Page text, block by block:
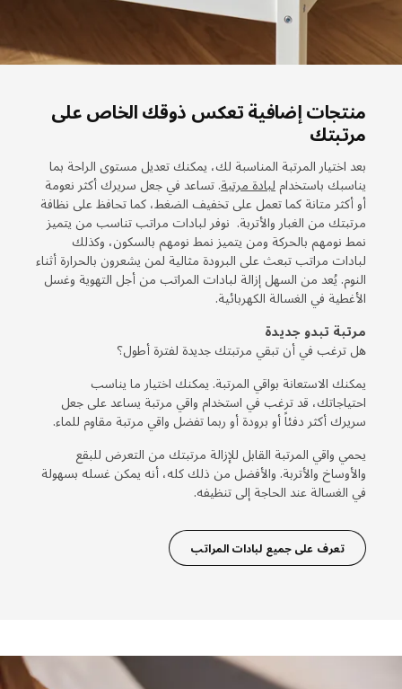
منتجات إضافية تعكس ذوقك الخاص على
مرتبتك
بعد اختيار المرتبة المناسبة لك، يمكنك تعديل مستوى الراحة بما
يناسبك باستخداملبادة مرتبة. تساعد في جعل سريرك أكثر نعومة
أو أكثر متانة كما تعمل على تخفيف الضغط، كما تحافظ على نظافة
مرتبتك من الغبار والأتربة. نوفر لبادات مراتب تناسب من يتميز
نمط نومهم بالحركة ومن يتميز نمط نومهم بالسكون، وكذلك
لبادات مراتب تبعث على البرودة مثالية لمن يشعرون بالحرارة أثناء
النوم. يُعد من السهل إزالة لبادات المراتب من أجل التهوية وغسل
الأغطية في الغسالة الكهربائية.
مرتبة تبدو جديدة
هل ترغب في أن تبقي مرتبتك جديدة لفترة أطول؟
يمكنك الاستعانة بواقي المرتبة. يمكنك اختيار ما يناسب
احتياجاتك، قد ترغب في استخدام واقي مرتبة يساعد على جعل
سريرك أكثر دفئاً أو برودة أو ربما تفضل واقي مرتبة مقاوم للماء.
يحمي واقي المرتبة القابل للإزالة مرتبتك من التعرض للبقع
والأوساخ والأتربة. والأفضل من ذلك كله، أنه يمكن غسله بسهولة
في الغسالة عند الحاجة إلى تنظيفه.
تعرف على جميع لبادات المراتب